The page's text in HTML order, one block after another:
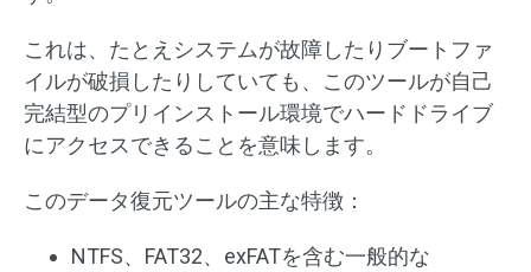
これは、たとえシステムが故障したりブートファ
イルが破損したりしていても、このツールが自己
完結型のプリインストール環境でハードドライブ
にアクセスできることを意味します。
このデータ復元ツールの主な特徴：
NTFS、FAT32、exFATを含む一般的な